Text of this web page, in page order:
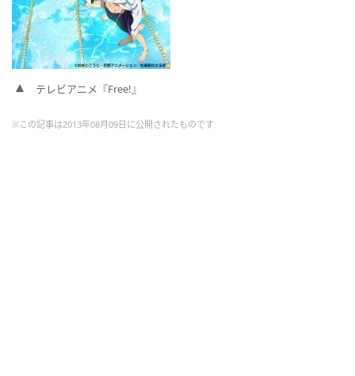
テレビアニメ『Free!』
※この記事は2013年08月09日に公開されたものです